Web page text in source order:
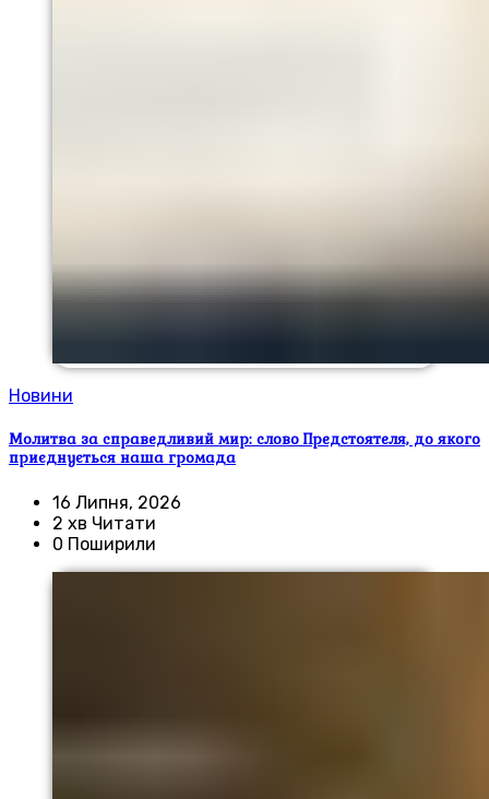
Новини
Молитва за справедливий мир: слово Предстоятеля, до якого
приєднується наша громада
16 Липня, 2026
2 хв Читати
0 Поширили